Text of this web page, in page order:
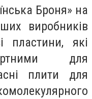
Броня» на
виробників
пластини, які
для
плити для